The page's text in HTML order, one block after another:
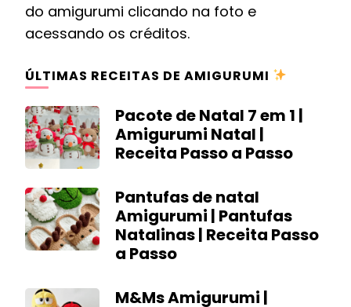
do amigurumi clicando na foto e
acessando os créditos.
ÚLTIMAS RECEITAS DE AMIGURUMI
Pacote de Natal 7 em 1 |
Amigurumi Natal |
Receita Passo a Passo
Pantufas de natal
Amigurumi | Pantufas
Natalinas | Receita Passo
a Passo
M&Ms Amigurumi |